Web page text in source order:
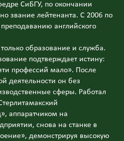
СиБГУ, по окончании
звание лейтенанта. С 2006 по
английского
образование и служба.
подтверждает истину:
профессий мало». После
деятельности он без
сферы. Работал
аппаратчиком на
снова на станке в
демонстрируя высокую